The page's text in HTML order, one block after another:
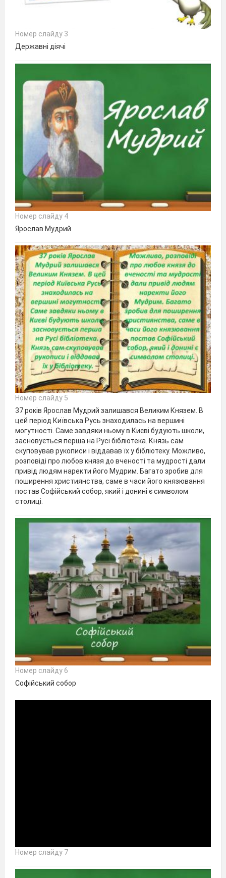
Номер слайду 3
Державні діячі
Номер слайду 4
Ярослав Мудрий
Номер слайду 5
37 років Ярослав Мудрий залишався Великим Князем. В
цей період Київська Русь знаходилась на вершині
могутності. Саме завдяки ньому в Києві будують школи,
засновується перша на Русі бібліотека. Князь сам
скуповував рукописи і віддавав їх у бібліотеку. Можливо,
розповіді про любов князя до вченості та мудрості дали
привід людям наректи його Мудрим. Багато зробив для
поширення християнства, саме в часи його князювання
постав Софійський собор, який і донині є символом
столиці.
Номер слайду 6
Софійський собор
Номер слайду 7